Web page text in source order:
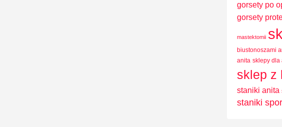
gorsety po
gorsety
mastektomii
biustonoszami
anita sklepy dla
sklep z
staniki anita
staniki